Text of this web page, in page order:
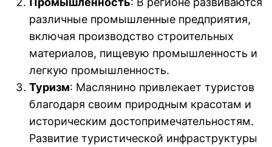
различные промышленные предприятия,
включая производство строительных
материалов, пищевую промышленность и
легкую промышленность.
Туризм: Маслянино привлекает туристов
благодаря своим природным красотам и
историческим достопримечательностям.
Развитие туристической инфраструктуры